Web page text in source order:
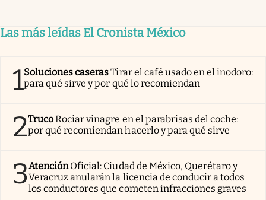
Las más leídas El Cronista México
1Soluciones caserasTirar el café usado en el inodoro:
para qué sirve y por qué lo recomiendan
2TrucoRociar vinagre en el parabrisas del coche:
por qué recomiendan hacerlo y para qué sirve
3AtenciónOficial: Ciudad de México, Querétaro y
Veracruz anularán la licencia de conducir a todos
los conductores que cometen infracciones graves